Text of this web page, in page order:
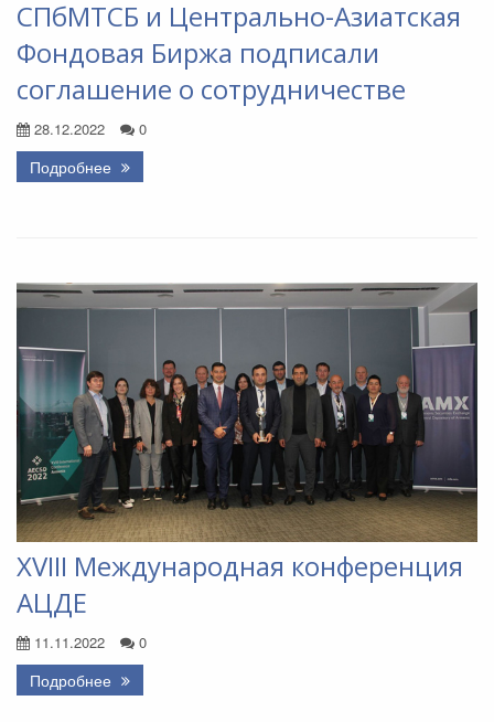
СПбМТСБ и Центрально-Азиатская
Фондовая Биржа подписали
соглашение о сотрудничестве
28.12.2022 0
Подробнее
XVIII Международная конференция
АЦДЕ
11.11.2022 0
Подробнее